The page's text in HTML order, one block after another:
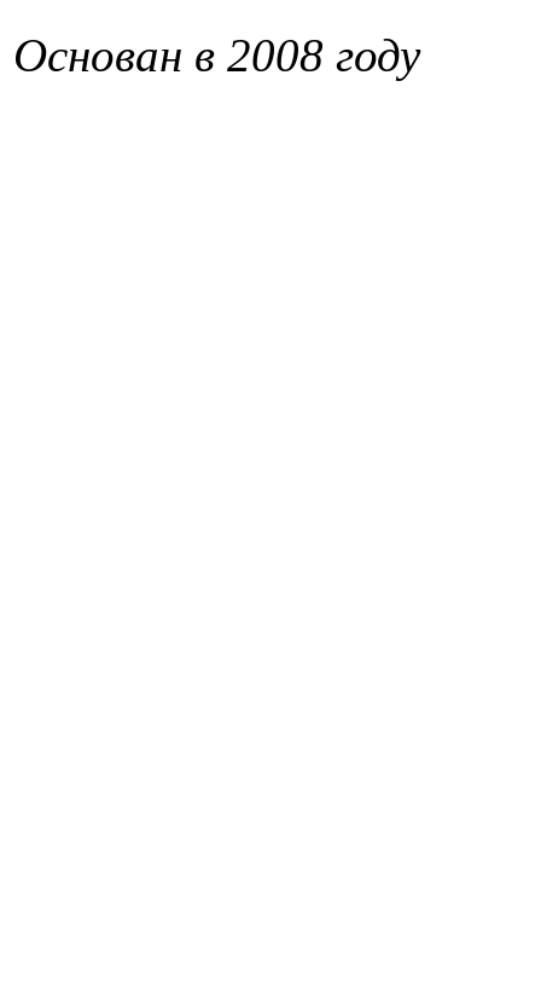
Основан в 2008 году